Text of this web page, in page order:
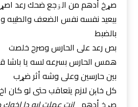
صړخ أدهم من الۏجع ضحك رعد
بيعيد نفسه نفس الضعف والطيبه
بالضبط
بص رعد على الحارس وصرح خلصت
همس الحارس بسرعه لسه يا باشا
بين حارسين وعلى وشه أثر ضړب
كل خاېن لازم يتعاقب حتى لو كان اخ